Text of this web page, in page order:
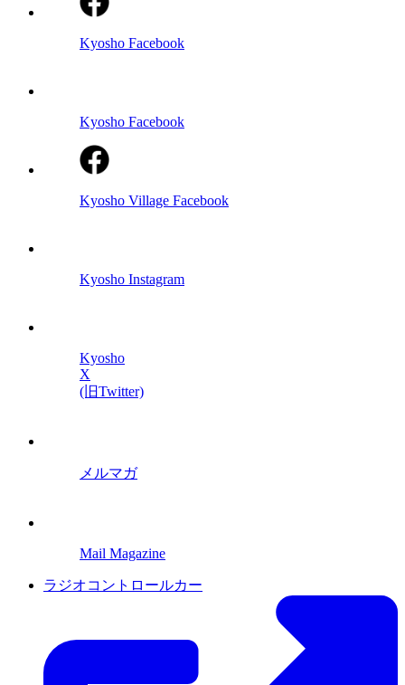
Kyosho Facebook
Kyosho Facebook
Kyosho Village Facebook
Kyosho Instagram
Kyosho
X
(旧Twitter)
メルマガ
Mail Magazine
ラジオコントロールカー